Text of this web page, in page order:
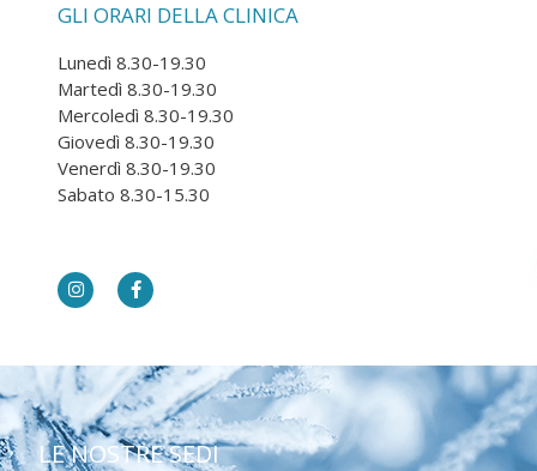
GLI ORARI DELLA CLINICA
Lunedì 8.30-19.30
Martedì 8.30-19.30
Mercoledì 8.30-19.30
Giovedì 8.30-19.30
Venerdì 8.30-19.30
Sabato 8.30-15.30
LE NOSTRE SEDI